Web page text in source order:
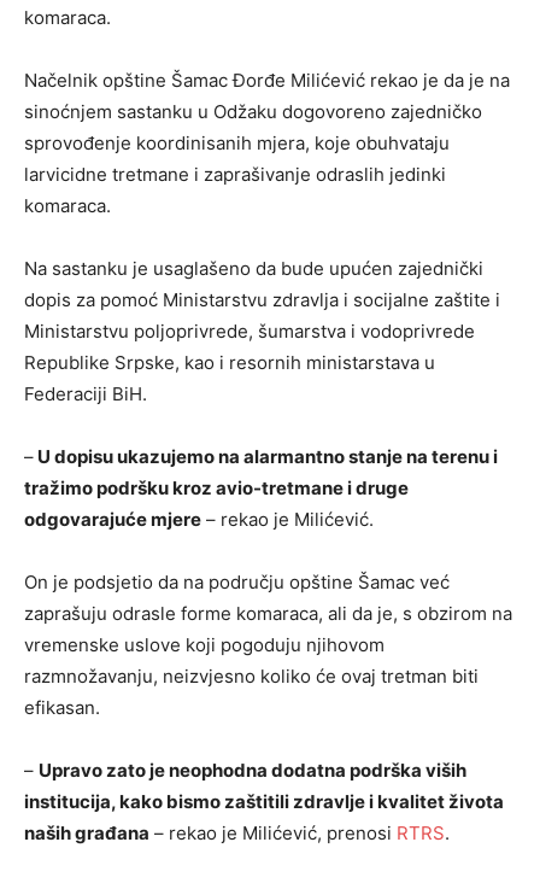
komaraca.
Načelnik opštine Šamac Đorđe Milićević rekao je da je na
sinoćnjem sastanku u Odžaku dogovoreno zajedničko
sprovođenje koordinisanih mjera, koje obuhvataju
larvicidne tretmane i zaprašivanje odraslih jedinki
komaraca.
Na sastanku je usaglašeno da bude upućen zajednički
dopis za pomoć Ministarstvu zdravlja i socijalne zaštite i
Ministarstvu poljoprivrede, šumarstva i vodoprivrede
Republike Srpske, kao i resornih ministarstava u
Federaciji BiH.
– U dopisu ukazujemo na alarmantno stanje na terenu i
tražimo podršku kroz avio-tretmane i druge
odgovarajuće mjere – rekao je Milićević.
On je podsjetio da na području opštine Šamac već
zaprašuju odrasle forme komaraca, ali da je, s obzirom na
vremenske uslove koji pogoduju njihovom
razmnožavanju, neizvjesno koliko će ovaj tretman biti
efikasan.
– Upravo zato je neophodna dodatna podrška viših
institucija, kako bismo zaštitili zdravlje i kvalitet života
naših građana – rekao je Milićević, prenosi RTRS.